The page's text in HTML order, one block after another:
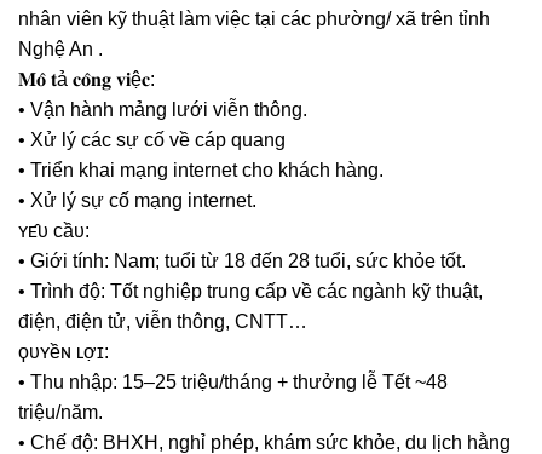
nhân viên kỹ thuật làm việc tại các phường/ xã trên tỉnh
Nghệ An .
𝐌𝐨̂ 𝐭ả 𝐜𝐨̂𝐧𝐠 𝐯𝐢ệ𝐜:
• Vận hành mảng lưới viễn thông.
• Xử lý các sự cố về cáp quang
• Triển khai mạng internet cho khách hàng.
• Xử lý sự cố mạng internet.
ʏᴇ̂ᴜ ᴄầᴜ:
• Giới tính: Nam; tuổi từ 18 đến 28 tuổi, sức khỏe tốt.
• Trình độ: Tốt nghiệp trung cấp về các ngành kỹ thuật,
điện, điện tử, viễn thông, CNTT…
ϙᴜʏềɴ ʟợɪ:
• Thu nhập: 15–25 triệu/tháng + thưởng lễ Tết ~48
triệu/năm.
• Chế độ: BHXH, nghỉ phép, khám sức khỏe, du lịch hằng